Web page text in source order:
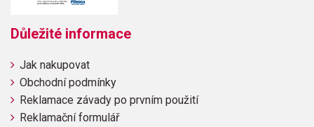
Důležité informace
Jak nakupovat
Obchodní podmínky
Reklamace závady po prvním použití
Reklamační formulář